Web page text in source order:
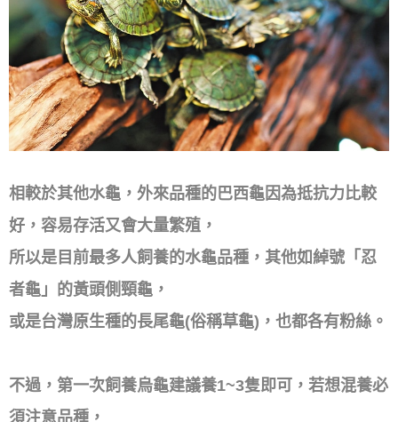
相較於其他水龜，外來品種的巴西龜因為抵抗力比較
好，容易存活又會大量繁殖，
所以是目前最多人飼養的水龜品種，其他如綽號「忍
者龜」的黃頭側頸龜，
或是台灣原生種的長尾龜(俗稱草龜)，也都各有粉絲。
不過，第一次飼養烏龜建議養1~3隻即可，若想混養必
須注意品種，